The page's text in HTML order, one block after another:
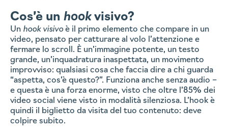
Cos’è un hookvisivo?
Un hook visivoè il primo elemento che compare in un
video, pensato per catturare al volo l’attenzione e
fermare lo scroll. È un’immagine potente, un testo
grande, un’inquadratura inaspettata, un movimento
improvviso: qualsiasi cosa che faccia dire a chi guarda
“aspetta, cos’è questo?”. Funziona anche senza audio –
e questa è una forza enorme, visto che oltre l’85% dei
video social viene visto in modalità silenziosa. L’hook è
quindi il biglietto da visita del tuo contenuto: deve
colpire subito.